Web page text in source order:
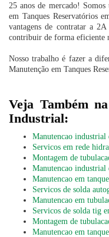
25 anos de mercado! Somos
em Tanques Reservatórios
vantagens de contratar a
contribuir de forma eficiente
Nosso trabalho é fazer a
Manutenção em Tanques
Veja Também
Industrial:
Manutencao industrial
Servicos em rede
Montagem de
Manutencao industrial
Manutencao em
Servicos de solda
Manutencao em
Servicos de solda tig
Montagem de
Manutencao em